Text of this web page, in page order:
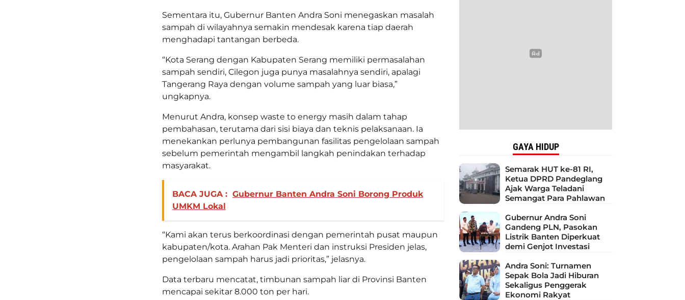
Sementara itu, Gubernur Banten Andra Soni menegaskan masalah
sampah di wilayahnya semakin mendesak karena tiap daerah
menghadapi tantangan berbeda.
“Kota Serang dengan Kabupaten Serang memiliki permasalahan
sampah sendiri, Cilegon juga punya masalahnya sendiri, apalagi
Tangerang Raya dengan volume sampah yang luar biasa,”
ungkapnya.
Menurut Andra, konsep waste to energy masih dalam tahap
pembahasan, terutama dari sisi biaya dan teknis pelaksanaan. Ia
menekankan perlunya pembangunan fasilitas pengelolaan sampah
sebelum pemerintah mengambil langkah penindakan terhadap
masyarakat.
BACA JUGA : Gubernur Banten Andra Soni Borong Produk
UMKM Lokal
“Kami akan terus berkoordinasi dengan pemerintah pusat maupun
kabupaten/kota. Arahan Pak Menteri dan instruksi Presiden jelas,
pengelolaan sampah harus jadi prioritas,” jelasnya.
Data terbaru mencatat, timbunan sampah liar di Provinsi Banten
mencapai sekitar 8.000 ton per hari.
GAYA HIDUP
Semarak HUT ke-81 RI,
Ketua DPRD Pandeglang
Ajak Warga Teladani
Semangat Para Pahlawan
Gubernur Andra Soni
Gandeng PLN, Pasokan
Listrik Banten Diperkuat
demi Genjot Investasi
Andra Soni: Turnamen
Sepak Bola Jadi Hiburan
Sekaligus Penggerak
Ekonomi Rakyat